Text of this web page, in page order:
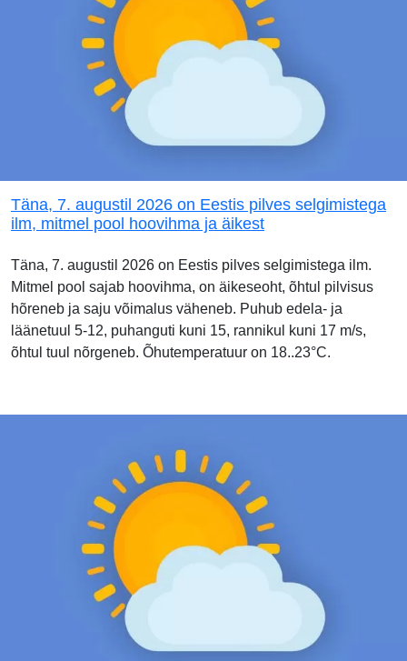
Täna, 7. augustil 2026 on Eestis pilves selgimistega
ilm, mitmel pool hoovihma ja äikest
Täna, 7. augustil 2026 on Eestis pilves selgimistega ilm.
Mitmel pool sajab hoovihma, on äikeseoht, õhtul pilvisus
hõreneb ja saju võimalus väheneb. Puhub edela- ja
läänetuul 5-12, puhanguti kuni 15, rannikul kuni 17 m/s,
õhtul tuul nõrgeneb. Õhutemperatuur on 18..23°C.